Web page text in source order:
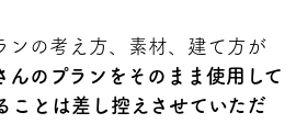
ンの考え方、素材、建て方が
んのプランをそのまま使用して
ことは差し控えさせていただ